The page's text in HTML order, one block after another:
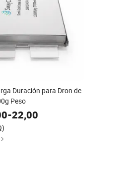
Duración para Dron de
Peso
-22,00